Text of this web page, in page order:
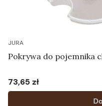
JURA
Pokrywa do pojemnika
Cena
73,65 zł